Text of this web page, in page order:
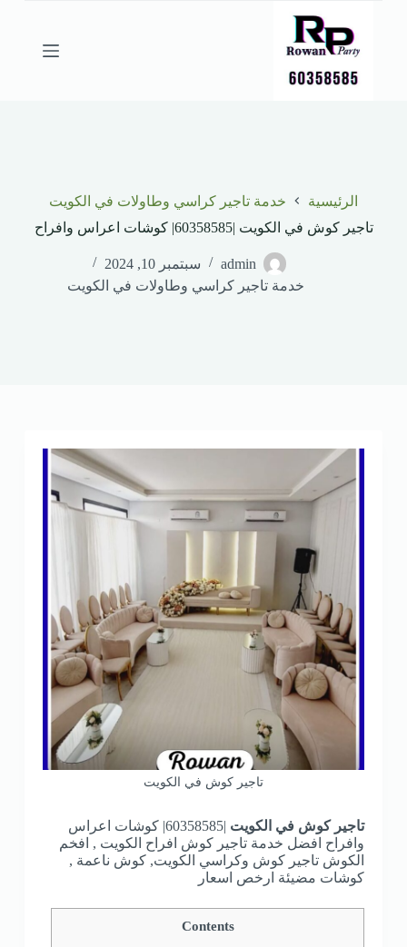
الرئيسية
خدمة تاجير كراسي وطاولات في الكويت
تاجير كوش في الكويت |60358585| كوشات اعراس وافراح
admin
سبتمبر 10, 2024
خدمة تاجير كراسي وطاولات في الكويت
تاجير كوش في الكويت
تاجير كوش في الكويت
|60358585| كوشات اعراس
وافراح افضل خدمة تاجير كوش افراح الكويت , افخم
الكوش تاجير كوش وكراسي الكويت, كوش ناعمة ,
كوشات مضيئة ارخص اسعار
Contents